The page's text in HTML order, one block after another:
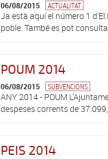
06/08/2015 ACTUALITAT
Ja està aquí el número 1
poble. També es pot
POUM 2014
06/08/2015 SUBVENCIONS
ANY 2014 - POUM
despeses corrents de
PEIS 2014